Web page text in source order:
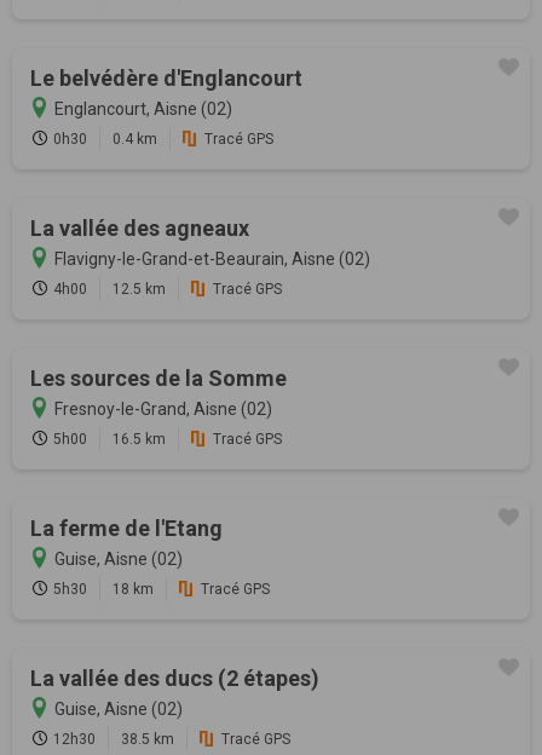
Le belvédère d'Englancourt
Englancourt, Aisne (02)
0h30 0.4 km Tracé GPS
La vallée des agneaux
Flavigny-le-Grand-et-Beaurain, Aisne (02)
4h00 12.5 km Tracé GPS
Les sources de la Somme
Fresnoy-le-Grand, Aisne (02)
5h00 16.5 km Tracé GPS
La ferme de l'Etang
Guise, Aisne (02)
5h30 18 km Tracé GPS
La vallée des ducs (2 étapes)
Guise, Aisne (02)
12h30 38.5 km Tracé GPS